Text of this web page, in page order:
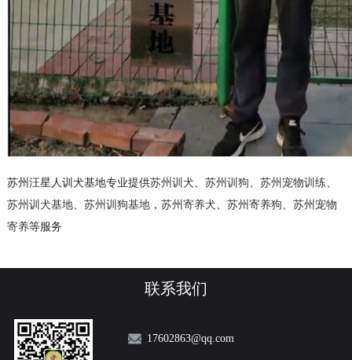
苏州汪星人训犬基地专业提供苏州训犬、 苏州训狗、 苏州宠物训练、
苏州训犬基地、 苏州训狗基地， 苏州寄养犬、 苏州寄养狗、 苏州宠物
寄养等服务
联系我们
17602863@qq.com